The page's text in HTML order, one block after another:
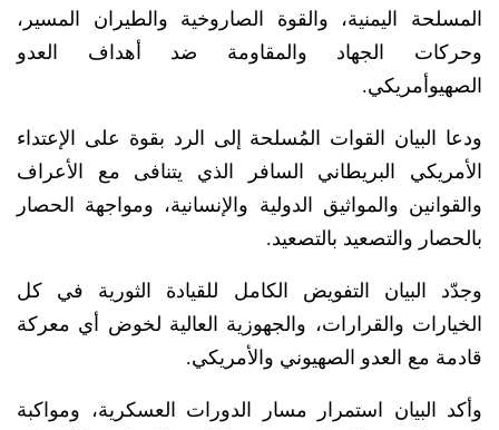
المسلحة اليمنية، والقوة الصاروخية والطيران المسير،
وحركات الجهاد والمقاومة ضد أهداف العدو
الصهيوأمريكي.
ودعا البيان القوات المُسلحة إلى الرد بقوة على الإعتداء
الأمريكي البريطاني السافر الذي يتنافى مع الأعراف
والقوانين والمواثيق الدولية والإنسانية، ومواجهة الحصار
بالحصار والتصعيد بالتصعيد.
وجدّد البيان التفويض الكامل للقيادة الثورية في كل
الخيارات والقرارات، والجهوزية العالية لخوض أي معركة
قادمة مع العدو الصهيوني والأمريكي.
وأكد البيان استمرار مسار الدورات العسكرية، ومواكبة